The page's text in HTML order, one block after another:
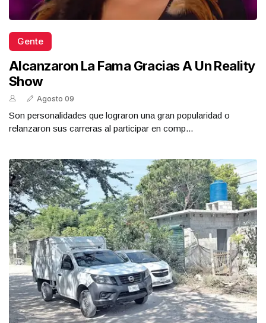
Gente
Alcanzaron La Fama Gracias A Un Reality
Show
Agosto 09
Son personalidades que lograron una gran popularidad o
relanzaron sus carreras al participar en comp...